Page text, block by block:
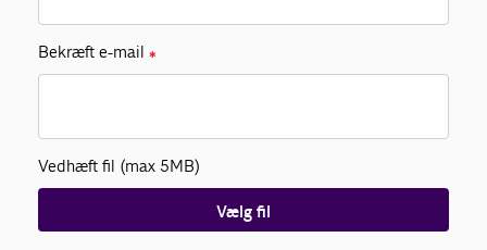
Bekræft e-mail ✱
Vedhæft fil (max 5MB)
Vælg fil